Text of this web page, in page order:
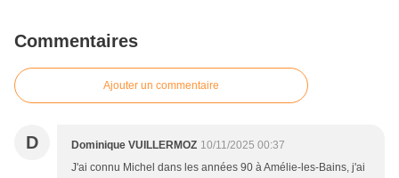
Commentaires
Ajouter un commentaire
D Dominique VUILLERMOZ 10/11/2025 00:37
J'ai connu Michel dans les années 90 à Amélie-les-Bains, j'ai